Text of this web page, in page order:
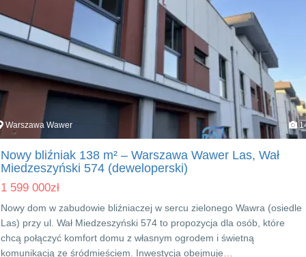
Warszawa Wawer
Nowy bliźniak 138 m² – Warszawa Wawer Las, Wał
Miedzeszyński 574 (deweloperski)
1 599 000zł
Nowy dom w zabudowie bliźniaczej w sercu zielonego Wawra (osiedle
Las) przy ul. Wał Miedzeszyński 574 to propozycja dla osób, które
chcą połączyć komfort domu z własnym ogrodem i świetną
komunikacją ze śródmieściem. Inwestycja obejmuje…